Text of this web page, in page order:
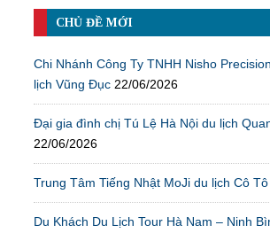
CHỦ ĐỀ MỚI
Chi Nhánh Công Ty TNHH Nisho
lịch Vũng Đục 22/06/2026
Đại gia đình chị Tú Lệ Hà Nội du lịch
22/06/2026
Trung Tâm Tiếng Nhật MoJi du lịch Cô Tô
Du Khách Du Lịch Tour Hà Nam – Ninh